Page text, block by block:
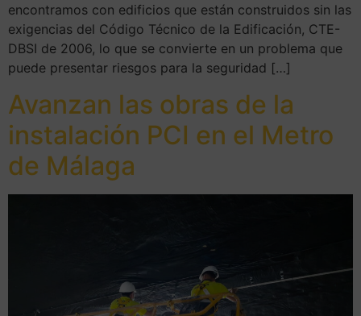
encontramos con edificios que están construidos sin las
exigencias del Código Técnico de la Edificación, CTE-
DBSI de 2006, lo que se convierte en un problema que
puede presentar riesgos para la seguridad […]
Avanzan las obras de la
instalación PCI en el Metro
de Málaga